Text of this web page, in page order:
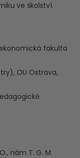
ve školství.
fakulta
OU Ostrava,
nám T. G. M